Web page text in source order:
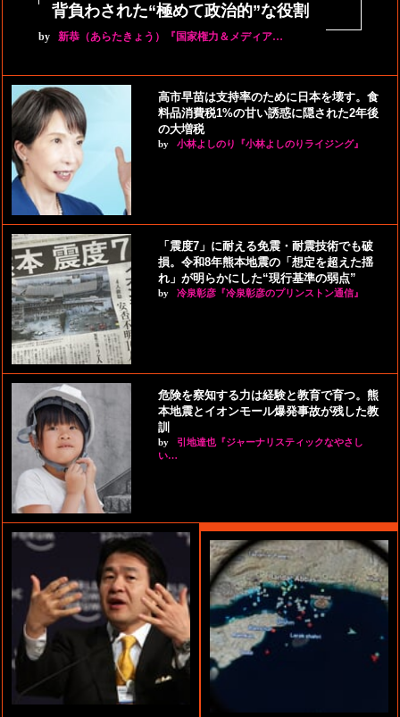
背負わされた“極めて政治的”な役割
by 新恭（あらたきょう）『国家権力＆メディア…
高市早苗は支持率のために日本を壊す。食
料品消費税1%の甘い誘惑に隠された2年後
の大増税
by 小林よしのり『小林よしのりライジング』
「震度7」に耐える免震・耐震技術でも破
損。令和8年熊本地震の「想定を超えた揺
れ」が明らかにした“現行基準の弱点”
by 冷泉彰彦『冷泉彰彦のプリンストン通信』
危険を察知する力は経験と教育で育つ。熊
本地震とイオンモール爆発事故が残した教
訓
by
引地達也『ジャーナリスティックなやさし
い…